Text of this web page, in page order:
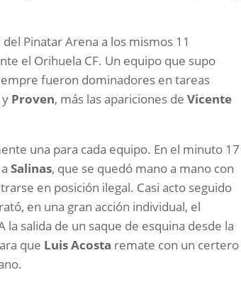
Pinatar Arena a los mismos 11
el Orihuela CF. Un equipo que supo
fueron dominadores en tareas
y Proven, más las apariciones deVicente
una para cada equipo. En el minuto 17
aSalinas, que se quedó mano a mano con
en posición ilegal. Casi acto seguido
en una gran acción individual, el
la salida de un saque de esquina desde la
que Luis Acosta remate con un certero